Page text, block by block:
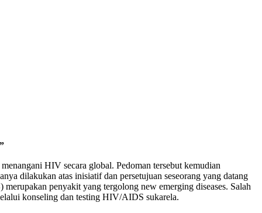
HIV secara global. Pedoman tersebut kemudian
dilakukan atas inisiatif dan persetujuan seseorang yang datang
penyakit yang tergolong new emerging diseases. Salah
konseling dan testing HIV/AIDS sukarela.